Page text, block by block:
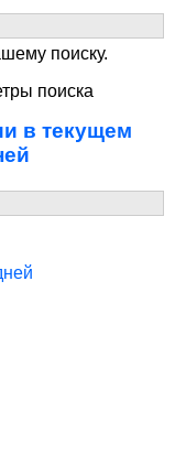
поиску.
поиска
в текущем